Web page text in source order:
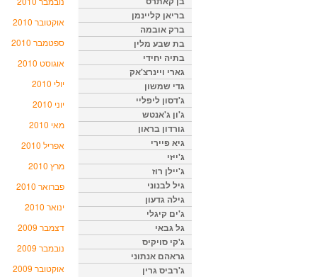
אוקטובר 2010
ספטמבר 2010
אוגוסט 2010
יולי 2010
יוני 2010
מאי 2010
אפריל 2010
מרץ 2010
פברואר 2010
ינואר 2010
דצמבר 2009
נובמבר 2009
אוקטובר 2009
בריאן קליינמן
ברק אובמה
בת שבע מלין
בתיה יחידי
גארי ויינרצ'אק
גדי שמשון
ג'דסון ליפליי
ג'ון ג'אנטש
גורדון בראון
גיא פיירי
ג'ייזי
ג'יילן רוז
גיל לבנוני
גילה גדעון
ג'ים קיגלי
גל גבאי
ג'קי סויקיס
גראהם אנתוני
ג'רביס גרין